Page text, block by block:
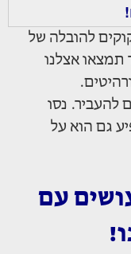
להובלה של
תמצאו אצלנו
להעביר. נסו
גם הוא על
עם